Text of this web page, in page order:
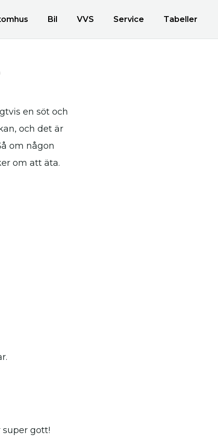
Bil VVS Service Tabeller
en söt och
och det är
om någon
om att äta.
gott!